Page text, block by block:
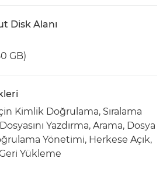
Disk Alanı
GB)
Kimlik Doğrulama, Sıralama
Yazdırma, Arama, Dosya
Yönetimi, Herkese Açık,
Yükleme